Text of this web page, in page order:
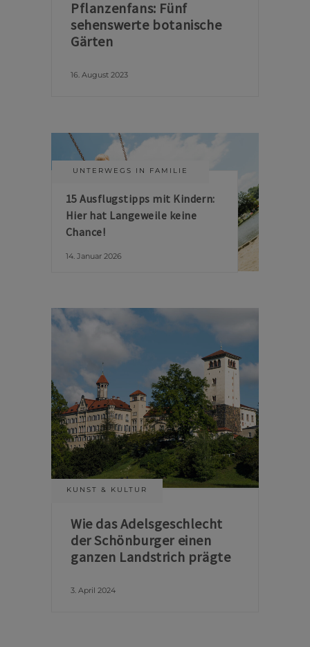
Pflanzenfans: Fünf
sehenswerte botanische
Gärten
16. August 2023
UNTERWEGS IN FAMILIE
15 Ausflugstipps mit Kindern:
Hier hat Langeweile keine
Chance!
14. Januar 2026
KUNST & KULTUR
Wie das Adelsgeschlecht
der Schönburger einen
ganzen Landstrich prägte
3. April 2024